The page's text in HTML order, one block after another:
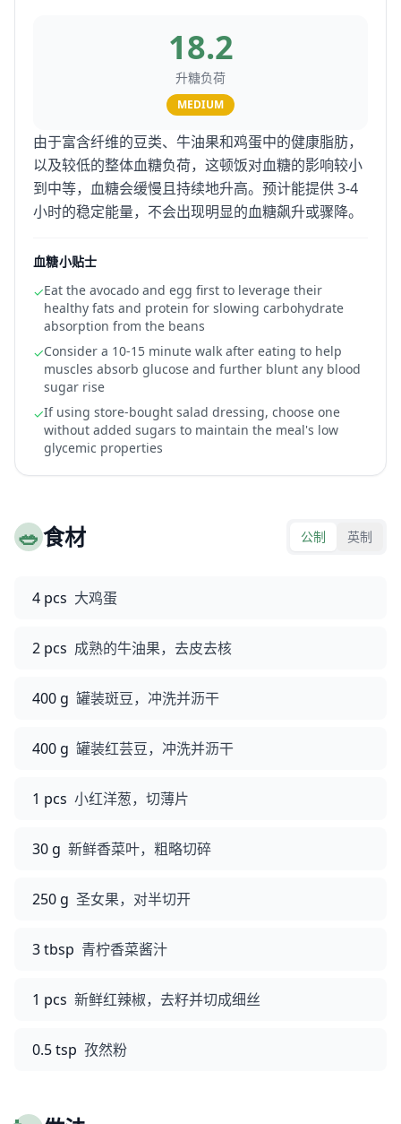
18.2
升糖负荷
MEDIUM
由于富含纤维的豆类、牛油果和鸡蛋中的健康脂肪，
以及较低的整体血糖负荷，这顿饭对血糖的影响较小
到中等，血糖会缓慢且持续地升高。预计能提供 3-4
小时的稳定能量，不会出现明显的血糖飙升或骤降。
血糖小贴士
✓Eat the avocado and egg first to leverage their
healthy fats and protein for slowing carbohydrate
absorption from the beans
✓Consider a 10-15 minute walk after eating to help
muscles absorb glucose and further blunt any blood
sugar rise
✓If using store-bought salad dressing, choose one
without added sugars to maintain the meal's low
glycemic properties
🥗食材 公制 英制
4 pcs 大鸡蛋
2 pcs 成熟的牛油果，去皮去核
400 g 罐装斑豆，冲洗并沥干
400 g 罐装红芸豆，冲洗并沥干
1 pcs 小红洋葱，切薄片
30 g 新鲜香菜叶，粗略切碎
250 g 圣女果，对半切开
3 tbsp 青柠香菜酱汁
1 pcs 新鲜红辣椒，去籽并切成细丝
0.5 tsp 孜然粉